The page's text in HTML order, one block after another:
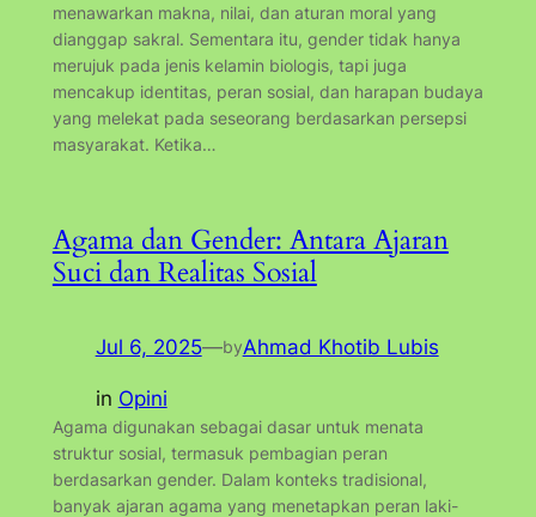
menawarkan makna, nilai, dan aturan moral yang
dianggap sakral. Sementara itu, gender tidak hanya
merujuk pada jenis kelamin biologis, tapi juga
mencakup identitas, peran sosial, dan harapan budaya
yang melekat pada seseorang berdasarkan persepsi
masyarakat. Ketika…
Agama dan Gender: Antara Ajaran
Suci dan Realitas Sosial
Jul 6, 2025—byAhmad Khotib Lubis
in Opini
Agama digunakan sebagai dasar untuk menata
struktur sosial, termasuk pembagian peran
berdasarkan gender. Dalam konteks tradisional,
banyak ajaran agama yang menetapkan peran laki-